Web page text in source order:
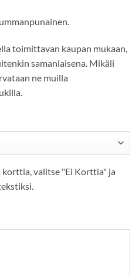
toimittavan kaupan mukaan,
samanlaisena. Mikäli
ne muilla
valitse "Ei Korttia" ja